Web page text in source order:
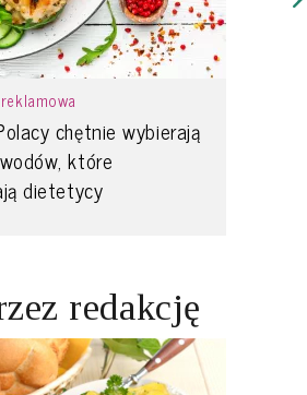
chętnie wybierają
które
dietetycy
redakcję